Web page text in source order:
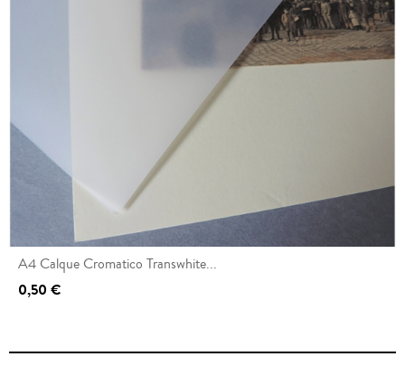
A4 Calque Cromatico Transwhite...
0,50 €